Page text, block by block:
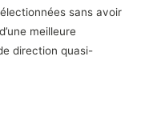
sans avoir
meilleure
direction quasi-